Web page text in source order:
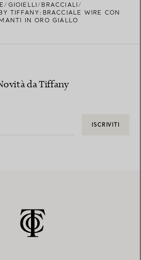
GIOIELLI
BRACCIALI
TIFFANY:BRACCIALE WIRE CON
IN ORO GIALLO
da Tiffany
ISCRIVITI